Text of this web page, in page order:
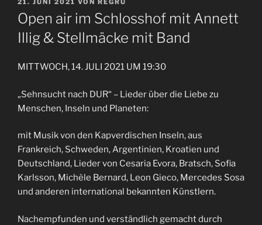
AM
21. JUNI 2021 VON REGRU
Open air im Schlosshof mit Annett
Illig & Stellmäcke mit Band
MITTWOCH, 14. JULI 2021 UM 19:30
„Sehnsucht nach DUR“ – Lieder über die Liebe zu
Menschen, Inseln und Planeten:
mit Musik von den Kapverdischen Inseln, aus
Frankreich, Schweden, Argentinien, Kroatien und
Deutschland, Lieder von Cesaria Evora, Bratsch, Sofia
Karlsson, Michèle Bernard, Leon Gieco, Mercedes Sosa
und anderen international bekannten Künstlern.
Nachempfunden und verständlich gemacht durch